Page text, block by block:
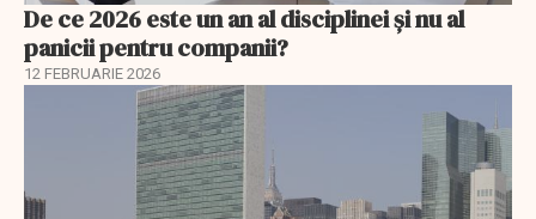
De ce 2026 este un an al disciplinei și nu al
panicii pentru companii?
12 FEBRUARIE 2026